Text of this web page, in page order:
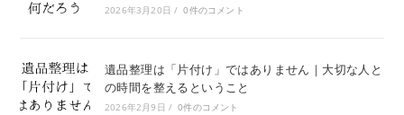
2026年3月20日 / 0件のコメント
遺品整理は「片付け」ではありません｜大切な人と
の時間を整えるということ
2026年2月9日 / 0件のコメント